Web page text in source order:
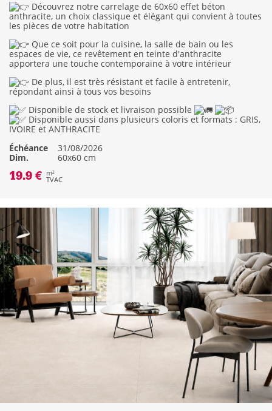
Découvrez notre carrelage de 60x60 effet béton
anthracite, un choix classique et élégant qui convient à toutes
les pièces de votre habitation
Que ce soit pour la cuisine, la salle de bain ou les
espaces de vie, ce revêtement en teinte d'anthracite
apportera une touche contemporaine à votre intérieur
De plus, il est très résistant et facile à entretenir,
répondant ainsi à tous vos besoins
Disponible de stock et livraison possible
Disponible aussi dans plusieurs coloris et formats : GRIS,
IVOIRE et ANTHRACITE
Échéance
31/08/2026
Dim.
60x60 cm
19.9 € m²
TVAC